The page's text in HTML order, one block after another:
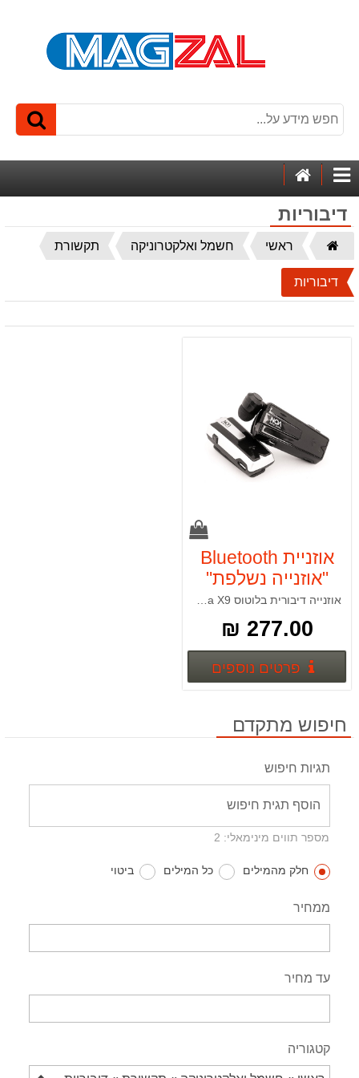
קטגוריותהבית
דיבוריות
דף
הבית
ראשי חשמל ואלקטרוניקה תקשורת
דיבוריות
אוזניית Bluetooth
"אוזנייה נשלפת"
מדגם NOA X9
מבית NOA (צבע
שחור/כסף)
אוזנייה דיבורית בלוטוס Noa X9 נשלפת ומנגנון רטט ותמיכה במוסיקה אוזניית בלוטוס מבית NOA הדגם החדש X9 פרימיום העדכני לשנת 2016. האוזנייה נתפסת עם קליפס באופן שימושי ונוח כאשר האוזניית מגיעה עם כבל נמתח אשר מאוחסן בתוך האוזניה וניתן למתיחה בשעת הצ
277.00 ₪
פרטים נוספיםפרטים נוספים
חיפוש מתקדם
תגיות חיפוש
מספר תווים מינימאלי: 2
חלק מהמילים כל המילים ביטוי
ממחיר
עד מחיר
קטגוריה